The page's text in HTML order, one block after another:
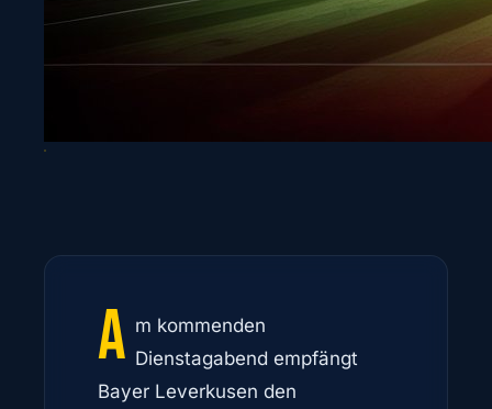
A m kommenden
Dienstagabend empfängt
Bayer Leverkusen den